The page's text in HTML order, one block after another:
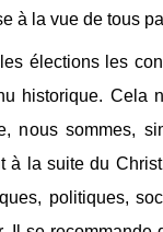
à la vue de tous
élections les
historique. Cela
nous sommes,
à la suite du
politiques,